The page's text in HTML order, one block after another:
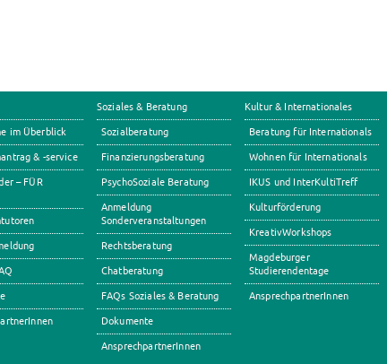
im Überblick
& -service
– FÜR
Soziales & Beratung
Sozialberatung
Finanzierungsberatung
PsychoSoziale Beratung
Anmeldung
Sonderveranstaltungen
Rechtsberatung
Chatberatung
FAQs Soziales & Beratung
Dokumente
AnsprechpartnerInnen
Kultur & Internationales
Beratung für Internationals
Wohnen für Internationals
IKUS und InterKultiTreff
Kulturförderung
KreativWorkshops
Magdeburger
Studierendentage
AnsprechpartnerInnen